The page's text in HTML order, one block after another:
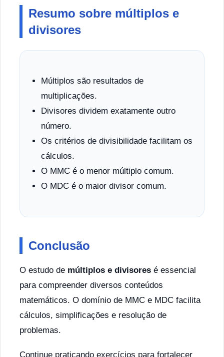
Resumo sobre múltiplos e
divisores
Múltiplos são resultados de
multiplicações.
Divisores dividem exatamente outro
número.
Os critérios de divisibilidade facilitam os
cálculos.
O MMC é o menor múltiplo comum.
O MDC é o maior divisor comum.
Conclusão
O estudo de múltiplos e divisores é essencial
para compreender diversos conteúdos
matemáticos. O domínio de MMC e MDC facilita
cálculos, simplificações e resolução de
problemas.
Continue praticando exercícios para fortalecer